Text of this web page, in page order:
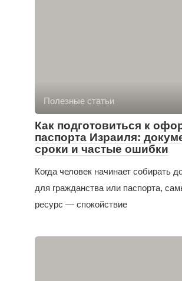
Полезные статьи
Как подготовиться к
паспорта Израиля:
сроки и частые ошибки
Когда человек начинает собирать
для гражданства или паспорта,
ресурс — спокойствие